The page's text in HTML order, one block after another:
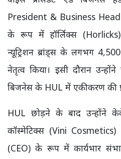
President & Business
के रूप में हॉर्लिक्स
न्यूट्रिशन ब्रांड्स के लगभग
नेतृत्व किया। इसी दौरान
बिजनेस के HUL में एकीकरण की
HUL छोड़ने के बाद उन्होंने
कॉस्मेटिक्स (Vini Cosmetics)
(CEO) के रूप में कार्यभार